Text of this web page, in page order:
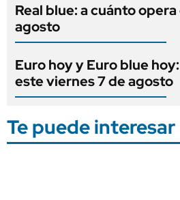
Real blue: a cuánto
agosto
Euro hoy y Euro blue
este viernes 7 de agosto
Te puede interesar